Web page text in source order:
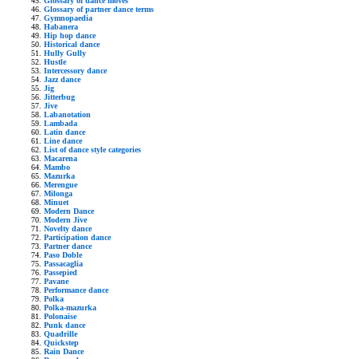
Glossary of partner dance terms
Gymnopaedia
Habanera
Hip hop dance
Historical dance
Hully Gully
Hustle
Intercessory dance
Jazz dance
Jig
Jitterbug
Jive
Labanotation
Lambada
Latin dance
Line dance
List of dance style categories
Macarena
Mambo
Mazurka
Merengue
Milonga
Minuet
Modern Dance
Modern Jive
Novelty dance
Participation dance
Partner dance
Paso Doble
Passacaglia
Passepied
Pavane
Performance dance
Polka
Polka-mazurka
Polonaise
Punk dance
Quadrille
Quickstep
Rain Dance